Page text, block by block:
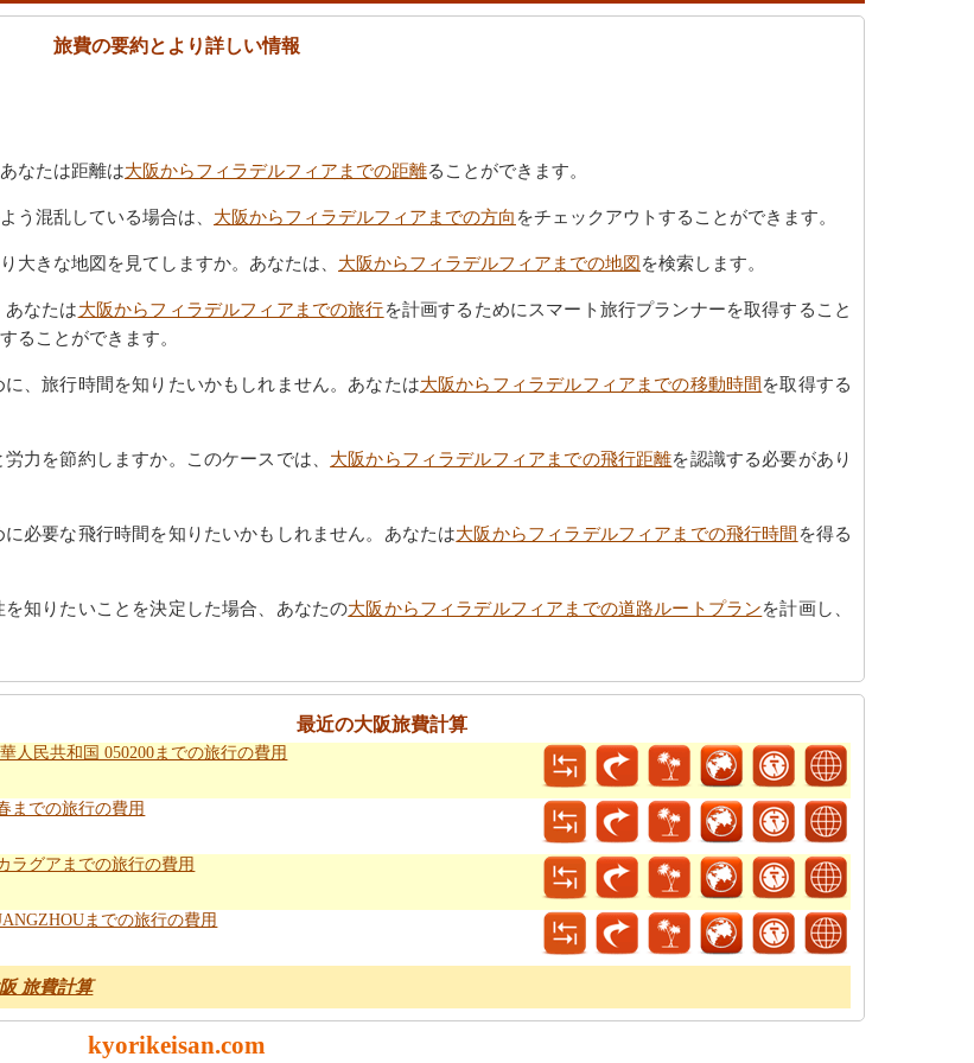
旅費の要約とより詳しい情報
なたは距離は大阪からフィラデルフィアまでの距離ることができます。
う混乱している場合は、 大阪からフィラデルフィアまでの方向 をチェックアウトすることができます。
大きな地図を見てしますか。あなたは、 大阪からフィラデルフィアまでの地図を検索します。
なたは大阪からフィラデルフィアまでの旅行を計画するためにスマート旅行プランナーを取得すること
ることができます。
、旅行時間を知りたいかもしれません。あなたは大阪からフィラデルフィアまでの移動時間を取得する
力を節約しますか。このケースでは、 大阪からフィラデルフィアまでの飛行距離を認識する必要があり
必要な飛行時間を知りたいかもしれません。あなたは大阪からフィラデルフィアまでの飛行時間 を得る
知りたいことを決定した場合、あなたの大阪からフィラデルフィアまでの道路ルートプランを計画し、
最近の大阪旅費計算
人民共和国 050200までの旅行の費用
までの旅行の費用
ラグアまでの旅行の費用
までの旅行の費用
旅費計算
kyorikeisan.com